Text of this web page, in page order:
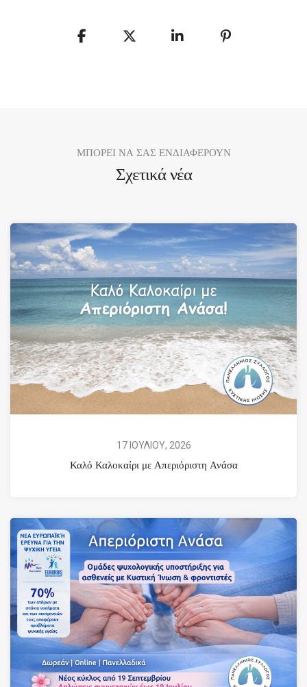
ΜΠΟΡΕΙ ΝΑ ΣΑΣ ΕΝΔΙΑΦΕΡΟΥΝ
Σχετικά νέα
17 ΙΟΥΛΙΟΥ, 2026
Καλό Καλοκαίρι με Απεριόριστη Ανάσα